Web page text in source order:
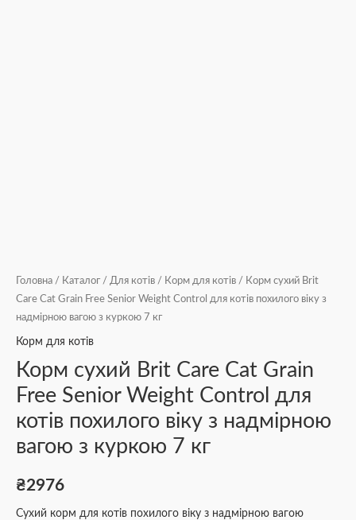
Головна / Каталог / Для котів / Корм для котів / Корм сухий Brit
Care Cat Grain Free Senior Weight Control для котів похилого віку з
надмірною вагою з куркою 7 кг
Корм для котів
Корм сухий Brit Care Cat Grain
Free Senior Weight Control для
котів похилого віку з надмірною
вагою з куркою 7 кг
₴2976
Сухий корм для котів похилого віку з надмірною вагою